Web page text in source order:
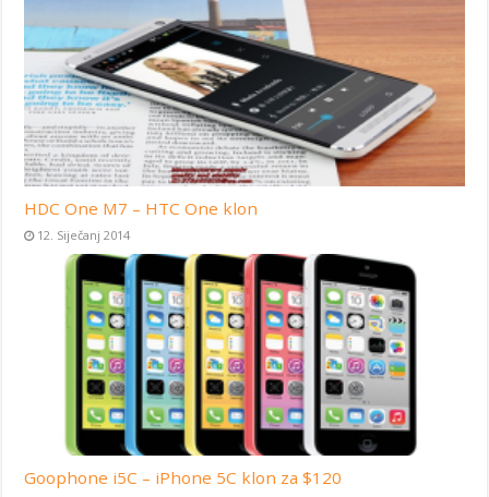
HDC One M7 – HTC One klon
12. Siječanj 2014
Goophone i5C – iPhone 5C klon za $120